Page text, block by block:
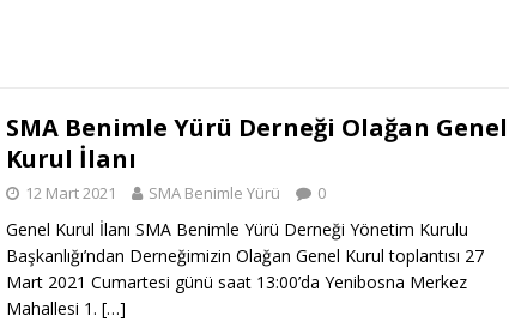
SMA Benimle Yürü Derneği Olağan Genel
Kurul İlanı
12 Mart 2021 SMA Benimle Yürü 0
Genel Kurul İlanı SMA Benimle Yürü Derneği Yönetim Kurulu
Başkanlığı’ndan Derneğimizin Olağan Genel Kurul toplantısı 27
Mart 2021 Cumartesi günü saat 13:00’da Yenibosna Merkez
Mahallesi 1. […]